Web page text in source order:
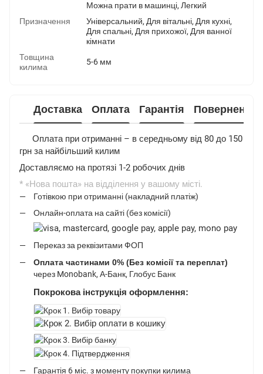
Можна прати в машинці, Легкий
Призначення
Універсальний, Для вітальні, Для кухні,
Для спальні, Для прихожої, Для ванної
кімнати
Товщина
килима
5-6 мм
Доставка Оплата Гарантія Повернення
Оплата при отриманні – в середньому від 80 до 150
грн за найбільший килим
Доставляємо на протязі 1-2 робочих днів
* «Нова пошта» на відділення у вашому місті.
Готівкою при отриманні (накладний платіж)
Онлайн-оплата на сайті (без комісії)
Переказ за реквізитами ФОП
Оплата частинами 0% (Без комісії та переплат)
через Monobank, А-Банк, Глобус Банк
Покрокова інструкція оформлення:
Гарантія 6 міс. з моменту покупки килима